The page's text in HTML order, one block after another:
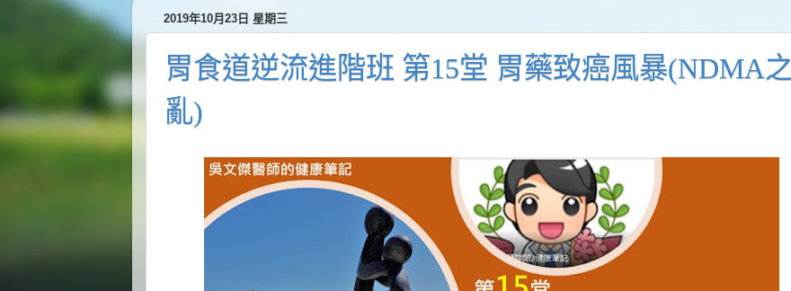
2019年10月23日 星期三
胃食道逆流進階班 第15堂 胃藥致癌風暴(NDMA之
亂)